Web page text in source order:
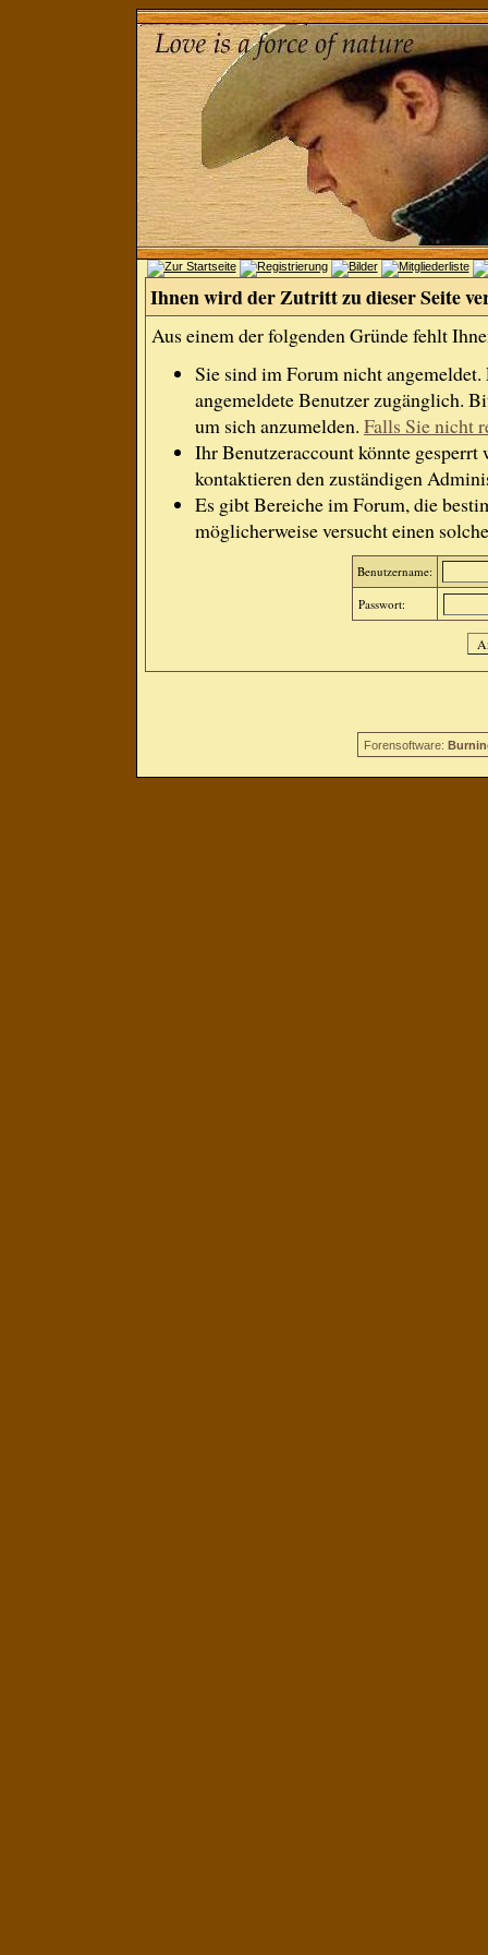
Ihnen wird der Zutritt zu dieser Seite
Aus einem der folgenden Gründe fehlt
Sie sind im Forum nicht
angemeldete Benutzer zugänglich.
um sich anzumelden. Falls Sie nicht
Ihr Benutzeraccount könnte gesperrt
kontaktieren den zuständigen
Es gibt Bereiche im Forum, die
möglicherweise versucht einen
Benutzername:
Passwort:
Forensoftware: